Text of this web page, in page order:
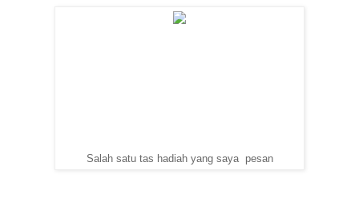
Salah satu tas hadiah yang saya pesan